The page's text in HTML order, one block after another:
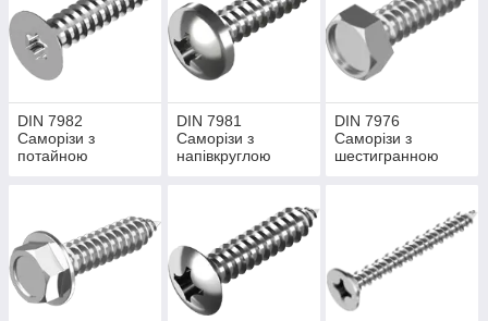
DIN 7982
Саморізи з
потайною
DIN 7981
Саморізи з
напівкруглою
DIN 7976
Саморізи з
шестигранною